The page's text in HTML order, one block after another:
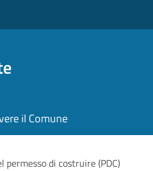
il Comune
permesso di costruire (PDC)